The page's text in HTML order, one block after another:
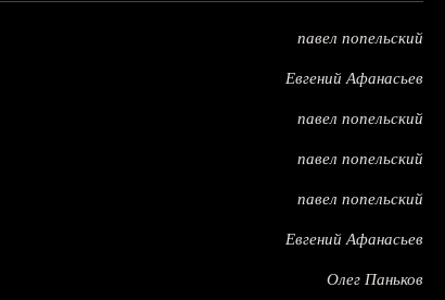
павел попельский
Евгений Афанасьев
павел попельский
павел попельский
павел попельский
Евгений Афанасьев
Олег Паньков